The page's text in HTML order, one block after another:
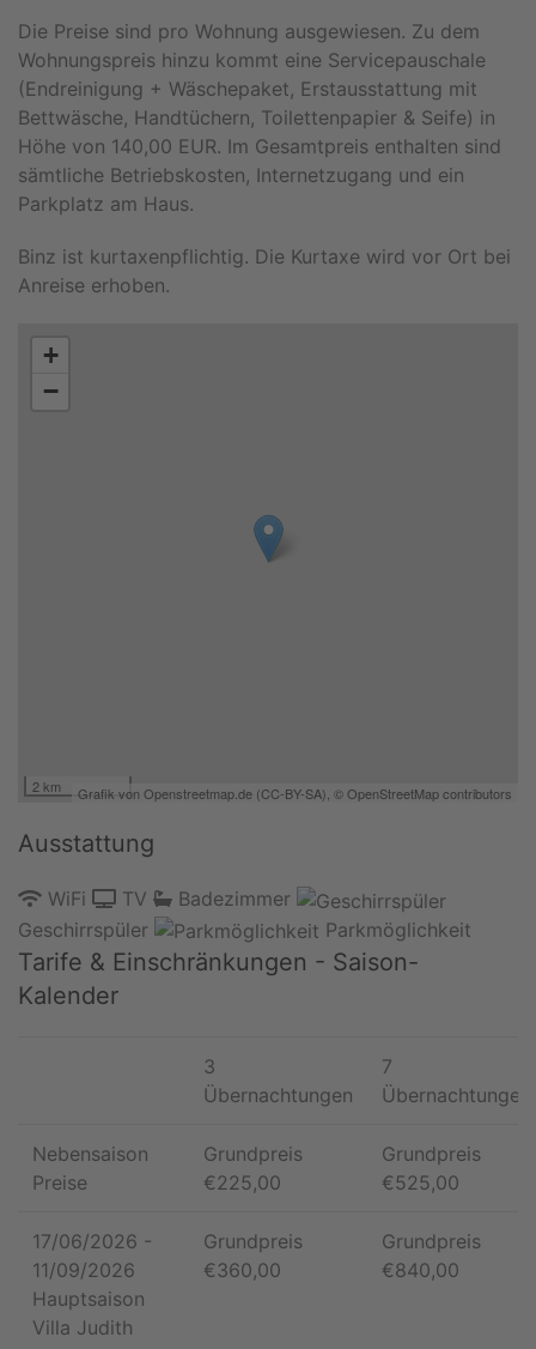
Die Preise sind pro Wohnung ausgewiesen. Zu dem
Wohnungspreis hinzu kommt eine Servicepauschale
(Endreinigung + Wäschepaket, Erstausstattung mit
Bettwäsche, Handtüchern, Toilettenpapier & Seife) in
Höhe von 140,00 EUR. Im Gesamtpreis enthalten sind
sämtliche Betriebskosten, Internetzugang und ein
Parkplatz am Haus.
Binz ist kurtaxenpflichtig. Die Kurtaxe wird vor Ort bei
Anreise erhoben.
+
−
2 km Grafik von Openstreetmap.de (CC-BY-SA), © OpenStreetMap contributors
Ausstattung
WiFi TV
Badezimmer
Geschirrspüler
Parkmöglichkeit
Tarife & Einschränkungen - Saison-
Kalender
3
Übernachtungen
7
Übernachtungen
Nebensaison
Preise
Grundpreis
€225,00
Grundpreis
€525,00
17/06/2026 -
11/09/2026
Hauptsaison
Villa Judith
Grundpreis
€360,00
Grundpreis
€840,00